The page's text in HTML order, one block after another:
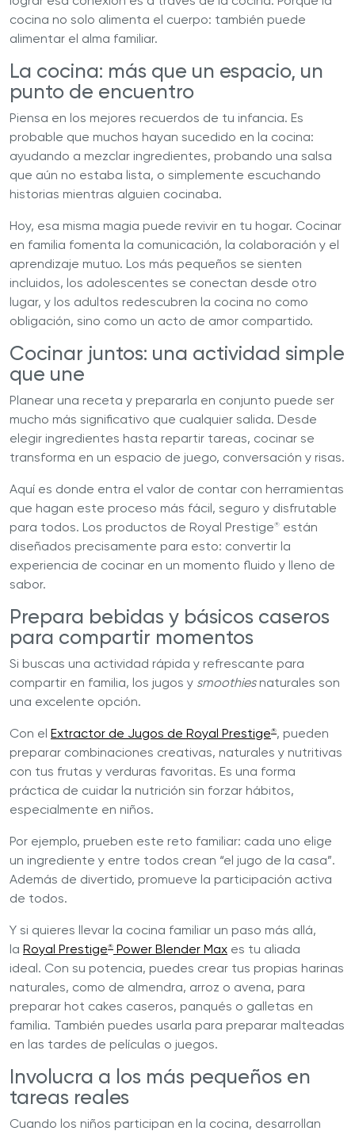
cocina no solo alimenta el cuerpo: también puede
alimentar el alma familiar.
La cocina: más que un espacio, un
punto de encuentro
Piensa en los mejores recuerdos de tu infancia. Es
probable que muchos hayan sucedido en la cocina:
ayudando a mezclar ingredientes, probando una salsa
que aún no estaba lista, o simplemente escuchando
historias mientras alguien cocinaba.
Hoy, esa misma magia puede revivir en tu hogar. Cocinar
en familia fomenta la comunicación, la colaboración y el
aprendizaje mutuo. Los más pequeños se sienten
incluidos, los adolescentes se conectan desde otro
lugar, y los adultos redescubren la cocina no como
obligación, sino como un acto de amor compartido.
Cocinar juntos: una actividad simple
que une
Planear una receta y prepararla en conjunto puede ser
mucho más significativo que cualquier salida. Desde
elegir ingredientes hasta repartir tareas, cocinar se
transforma en un espacio de juego, conversación y risas.
Aquí es donde entra el valor de contar con herramientas
que hagan este proceso más fácil, seguro y disfrutable
para todos. Los productos de Royal Prestige® están
diseñados precisamente para esto: convertir la
experiencia de cocinar en un momento fluido y lleno de
sabor.
Prepara bebidas y básicos caseros
para compartir momentos
Si buscas una actividad rápida y refrescante para
compartir en familia, los jugos y smoothiesnaturales son
una excelente opción.
Con el Extractor de Jugos de Royal Prestige®, pueden
preparar combinaciones creativas, naturales y nutritivas
con tus frutas y verduras favoritas. Es una forma
práctica de cuidar la nutrición sin forzar hábitos,
especialmente en niños.
Por ejemplo, prueben este reto familiar: cada uno elige
un ingrediente y entre todos crean “el jugo de la casa”.
Además de divertido, promueve la participación activa
de todos.
Y si quieres llevar la cocina familiar un paso más allá,
la Royal Prestige® Power Blender Max es tu aliada
ideal. Con su potencia, puedes crear tus propias harinas
naturales, como de almendra, arroz o avena, para
preparar hot cakes caseros, panqués o galletas en
familia. También puedes usarla para preparar malteadas
en las tardes de películas o juegos.
Involucra a los más pequeños en
tareas reales
Cuando los niños participan en la cocina, desarrollan